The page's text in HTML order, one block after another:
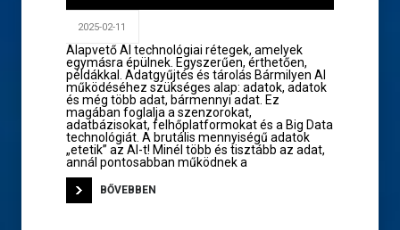
2025-02-11
Alapvető AI technológiai rétegek, amelyek
egymásra épülnek. Egyszerűen, érthetően,
példákkal. Adatgyűjtés és tárolás Bármilyen AI
működéséhez szükséges alap: adatok, adatok
és még több adat, bármennyi adat. Ez
magában foglalja a szenzorokat,
adatbázisokat, felhőplatformokat és a Big Data
technológiát. A brutális mennyiségű adatok
„etetik” az AI-t! Minél több és tisztább az adat,
annál pontosabban működnek a
BŐVEBBEN